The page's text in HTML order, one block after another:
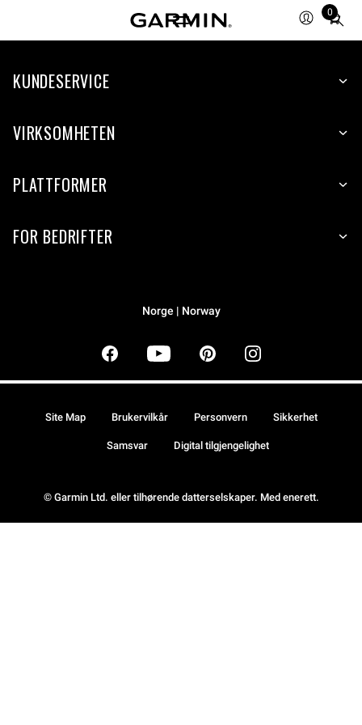
0
Total
items
cart:
KUNDESERVICE
VIRKSOMHETEN
PLATTFORMER
FOR BEDRIFTER
Norge | Norway
© Garmin Ltd. eller tilhørende datterselskaper. Med enerett.
Site Map Brukervilkår Personvern Sikkerhet
Samsvar Digital tilgjengelighet